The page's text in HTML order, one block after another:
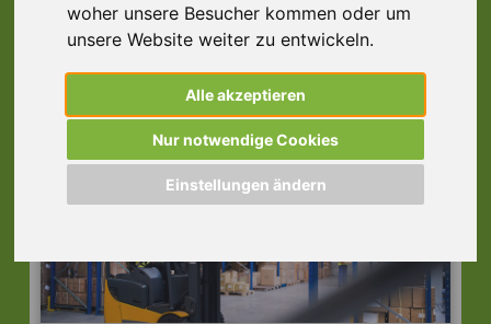
woher unsere Besucher kommen oder um
unsere Website weiter zu entwickeln.
Alle akzeptieren
Nur notwendige Cookies
Einstellungen ändern
Chemie, Karlstein
63791 Karlstein a. Main